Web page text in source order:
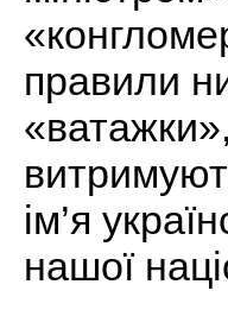
правили
ім’я
нашої